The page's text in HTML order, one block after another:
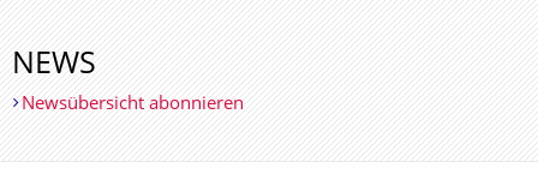
NEWS
Newsübersicht abonnieren